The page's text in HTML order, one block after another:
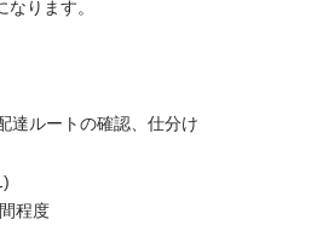
ります。
達ルートの確認、仕分け
程度